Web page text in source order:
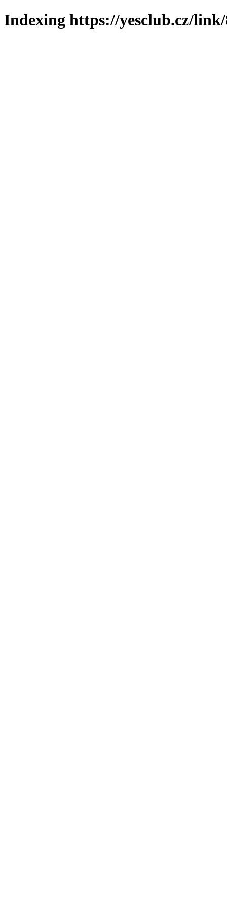
Indexing https://yesclub.cz/link/